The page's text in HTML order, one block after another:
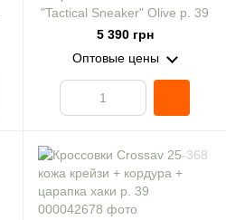
"Tactical Sneaker" Olive р. 39
5 390 грн
Оптовые цены